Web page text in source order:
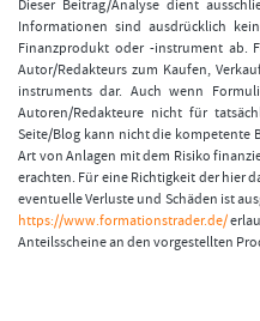
Dieser Beitrag/Analyse dient
Informationen sind ausdrücklich
Finanzprodukt oder -instrument ab.
Autor/Redakteurs zum Kaufen,
instruments dar. Auch wenn
Autoren/Redakteure nicht für
Seite/Blog kann nicht die kompetente
Art von Anlagen mit dem Risiko
erachten. Für eine Richtigkeit der hier
eventuelle Verluste und Schäden ist
https://www.formationstrader.de/
Anteilsscheine an den vorgestellten